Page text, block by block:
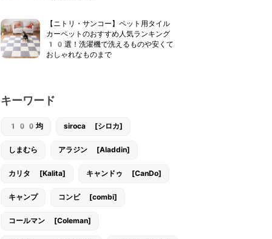
【ニトリ・サンコー】ペット用タイル
カーペットのおすすめ人気ランキング
10選！洗濯機で洗えるものや安くて
おしゃれなものまで
キーワード
100均 siroca [シロカ]
しまむら アラジン [Aladdin]
カリタ [Kalita] キャンドゥ [CanDo]
キャンプ コンビ [combi]
コールマン [Coleman]